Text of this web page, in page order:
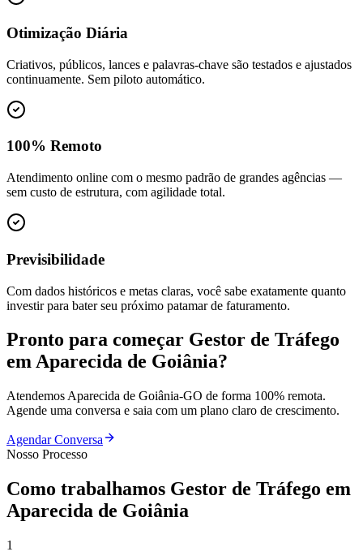
Otimização Diária
Criativos, públicos, lances e palavras-chave são testados e ajustados
continuamente. Sem piloto automático.
100% Remoto
Atendimento online com o mesmo padrão de grandes agências —
sem custo de estrutura, com agilidade total.
Previsibilidade
Com dados históricos e metas claras, você sabe exatamente quanto
investir para bater seu próximo patamar de faturamento.
Pronto para começar Gestor de Tráfego
emAparecida de Goiânia?
Atendemos Aparecida de Goiânia-GO de forma 100% remota.
Agende uma conversa e saia com um plano claro de crescimento.
Agendar Conversa
Nosso Processo
Como trabalhamos Gestor de Tráfego em
Aparecida de Goiânia
1